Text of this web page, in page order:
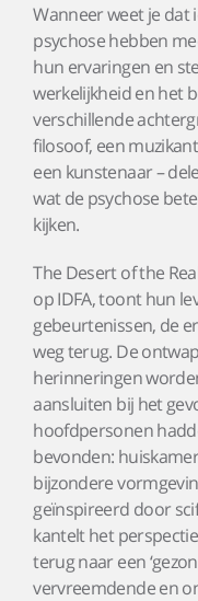
Wanneer weet je dat
psychose hebben
hun ervaringen en
werkelijkheid en het
verschillende
filosoof, een
een kunstenaar –
wat de psychose
kijken.
The Desert of the
op IDFA, toont hun
gebeurtenissen, de
weg terug. De
herinneringen
aansluiten bij het
hoofdpersonen
bevonden:
bijzondere
geïnspireerd door
kantelt het
terug naar een
vervreemdende en